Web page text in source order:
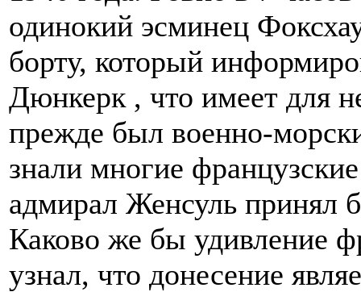
одинокий эсминец
борту, который
Дюнкерк , что имеет для
прежде был военно-
знали многие
адмирал Женсуль принял
Каково же бы удивление
узнал, что донесение